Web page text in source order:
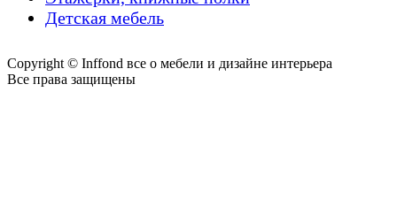
Детская мебель
Copyright © Inffond все о мебели и дизайне интерьера
Все права защищены